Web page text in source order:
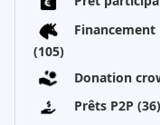
(105)
Donation
Prêts P2P (36)